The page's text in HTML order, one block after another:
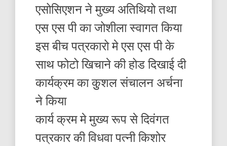
एसोसिएशन ने मुख्य अतिथियो तथा
एस एस पी का जोशीला स्वागत किया
इस बीच पत्रकारो मे एस एस पी के
साथ फोटो खिचाने की होड दिखाई दी
कार्यक्रम का कुुशल संचालन अर्चना
ने किया
कार्य क्रम मे मुख्य रूप से दिवंगत
पत्रकार की विधवा पत्नी किशोर